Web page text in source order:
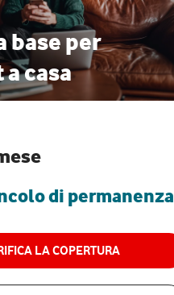
base per
casa
di permanenza
LA COPERTURA